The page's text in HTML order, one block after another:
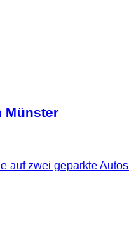
Münster